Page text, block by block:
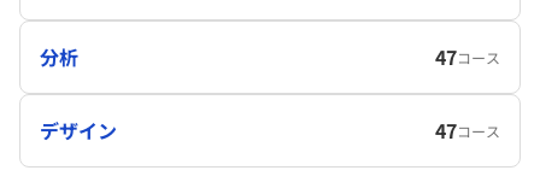
分析 47コース
デザイン 47コース